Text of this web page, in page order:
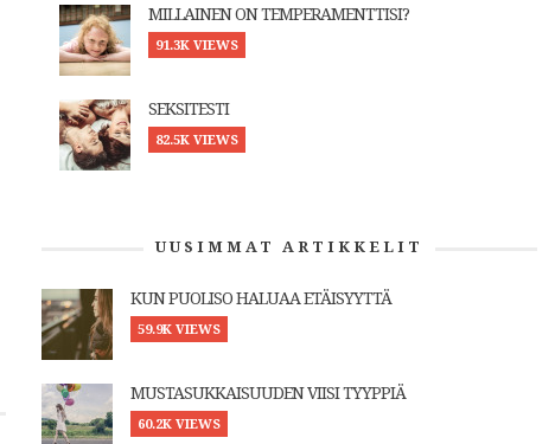
MILLAINEN ON TEMPERAMENTTISI?
91.3K VIEWS
SEKSITESTI
82.5K VIEWS
UUSIMMAT ARTIKKELIT
KUN PUOLISO HALUAA ETÄISYYTTÄ
59.9K VIEWS
MUSTASUKKAISUUDEN VIISI TYYPPIÄ
60.2K VIEWS